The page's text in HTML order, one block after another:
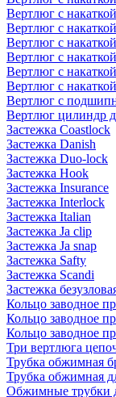
Вертлюг с
Вертлюг с
Вертлюг с
Вертлюг с
Вертлюг с
Вертлюг с
Вертлюг с
Вертлюг цилиндр
Застежка Coastlock
Застежка Danish
Застежка Duo-lock
Застежка Hook
Застежка Insurance
Застежка Interlock
Застежка Italian
Застежка Ja clip
Застежка Ja snap
Застежка Safty
Застежка Scandi
Застежка
Кольцо заводное
Кольцо заводное
Кольцо заводное
Три вертлюга
Трубка обжимная
Трубка обжимная
Обжимные трубки